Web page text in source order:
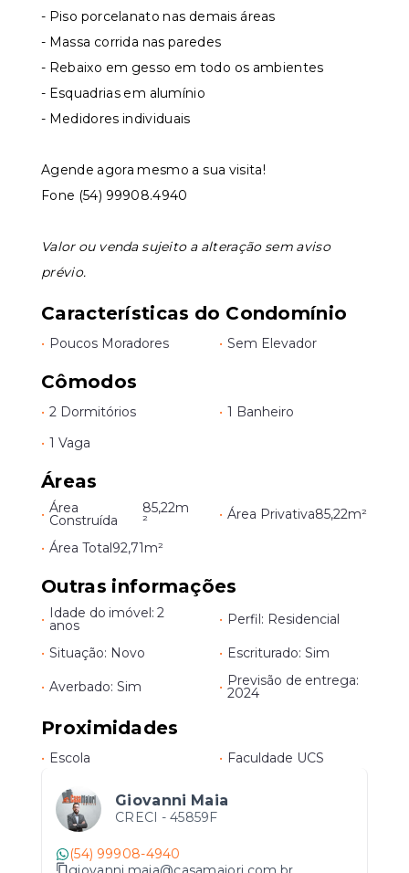
- Piso porcelanato nas demais áreas
- Massa corrida nas paredes
- Rebaixo em gesso em todo os ambientes
- Esquadrias em alumínio
- Medidores individuais
Agende agora mesmo a sua visita!
Fone (54) 99908.4940
Valor ou venda sujeito a alteração sem aviso
prévio.
Características do Condomínio
• Poucos Moradores • Sem Elevador
Cômodos
• 2 Dormitórios • 1 Banheiro
• 1 Vaga
Áreas
• Área
Construída
85,22m
² • Área Privativa85,22m²
• Área Total92,71m²
Outras informações
• Idade do imóvel: 2
anos • Perfil: Residencial
• Situação: Novo • Escriturado: Sim
• Averbado: Sim • Previsão de entrega:
2024
Proximidades
• Escola • Faculdade UCS
Giovanni Maia
CRECI - 45859F
(54) 99908-4940